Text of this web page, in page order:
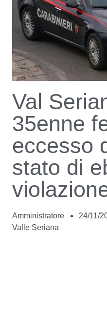
Val
35enne
eccesso
stato di
Amministratore 24/11/
Valle Seriana